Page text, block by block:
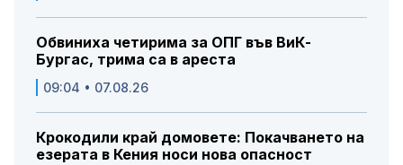
Обвиниха четирима за ОПГ във ВиК-
Бургас, трима са в ареста
09:04 • 07.08.26
Крокодили край домовете: Покачването на
езерата в Кения носи нова опасност